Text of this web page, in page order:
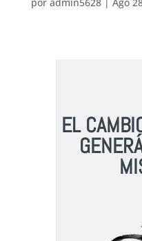
por admin5628| Ago
EL